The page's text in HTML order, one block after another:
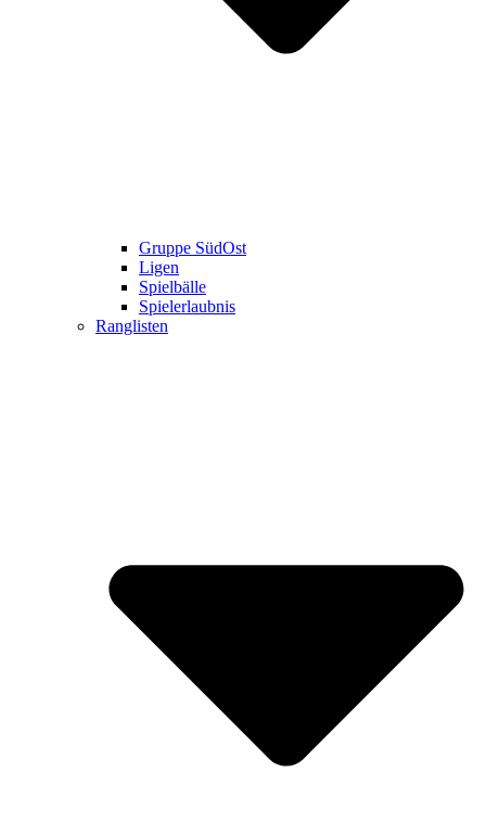
Gruppe SüdOst
Ligen
Spielbälle
Spielerlaubnis
Ranglisten